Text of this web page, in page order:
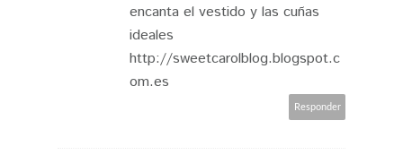
encanta el vestido y las cuñas
ideales
http://sweetcarolblog.blogspot.c
om.es
Responder